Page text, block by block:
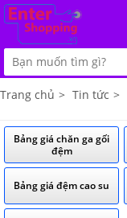
Trang chủ > Tin tức >
Bảng giá chăn ga gối
đệm
Bảng giá đệm cao su